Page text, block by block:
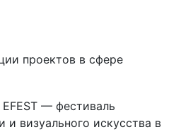
проектов в сфере
EFEST — фестиваль
и визуального искусства в